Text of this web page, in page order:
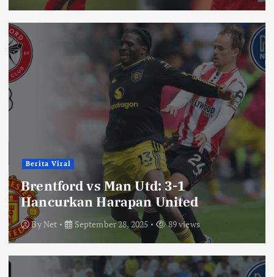
Berita Viral
Brentford vs Man Utd: 3-1
Hancurkan Harapan United
ByNet September 28, 2025 89 views